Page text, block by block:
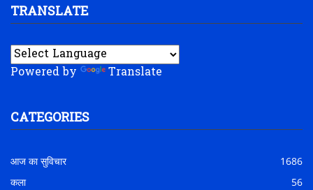
TRANSLATE
Powered by Translate
CATEGORIES
आज का सुविचार
1686
कला
56